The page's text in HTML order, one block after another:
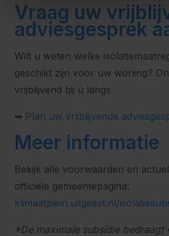
Vraag uw
adviesgesprek
Wilt u weten welke
geschikt zijn voor uw woning?
vrijblijvend bij u langs.
➡ Plan uw vrijblijvende
Meer informatie
Bekijk alle voorwaarden en
officiële gemeentepagina:
klimaatplein.uitgeest.nl/
*De maximale subsidie